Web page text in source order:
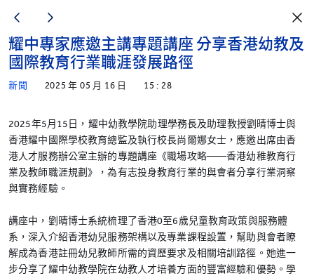
耀中專家應邀主講專題講座 分享香港幼教及
國際教育行業職涯發展路徑
新聞 2025 年 05 月 16 日 15 : 28
2025年5月15日，耀中幼教學院助理學務長及助理教授劉晴博士與
香港耀中國際學校教育總監及執行校長尚爾娜女士，應邀出席由香
港人才服務辦公室主辦的專題講座《職場攻略——香港幼稚教育行
業及教師職涯規劃》，為有志投身教育行業的與會者分享行業洞察
與實務經驗。
講座中，劉晴博士系統梳理了香港0至6歲兒童教育政策與服務體
系，深入介紹香港幼兒服務架構以及專業課程設置，幫助與會者瞭
解成為香港註冊幼兒教師所需的資歷要求及相關培訓路徑。她進一
步分享了耀中幼教學院在幼教人才培養方面的豐富經驗和優勢。學